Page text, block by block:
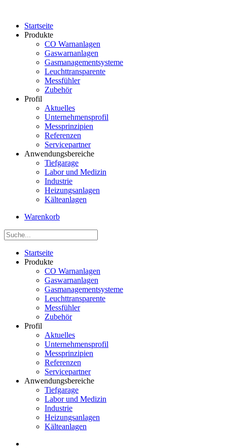
Startseite
Produkte
CO Warnanlagen
Gaswarnanlagen
Gasmanagementsysteme
Leuchttransparente
Messfühler
Zubehör
Profil
Aktuelles
Unternehmensprofil
Messprinzipien
Referenzen
Servicepartner
Anwendungsbereiche
Tiefgarage
Labor und Medizin
Industrie
Heizungsanlagen
Kälteanlagen
Warenkorb
Startseite
Produkte
CO Warnanlagen
Gaswarnanlagen
Gasmanagementsysteme
Leuchttransparente
Messfühler
Zubehör
Profil
Aktuelles
Unternehmensprofil
Messprinzipien
Referenzen
Servicepartner
Anwendungsbereiche
Tiefgarage
Labor und Medizin
Industrie
Heizungsanlagen
Kälteanlagen